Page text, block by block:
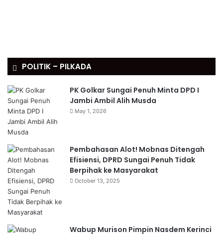
POLITIK – PILKADA
PK Golkar Sungai Penuh Minta DPD I
Jambi Ambil Alih Musda
May 1, 2026
Pembahasan Alot! Mobnas Ditengah
Efisiensi, DPRD Sungai Penuh Tidak
Berpihak ke Masyarakat
October 13, 2025
Wabup Murison Pimpin Nasdem Kerinci